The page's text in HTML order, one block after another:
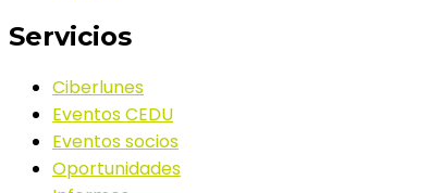
Servicios
Ciberlunes
Eventos CEDU
Eventos socios
Oportunidades